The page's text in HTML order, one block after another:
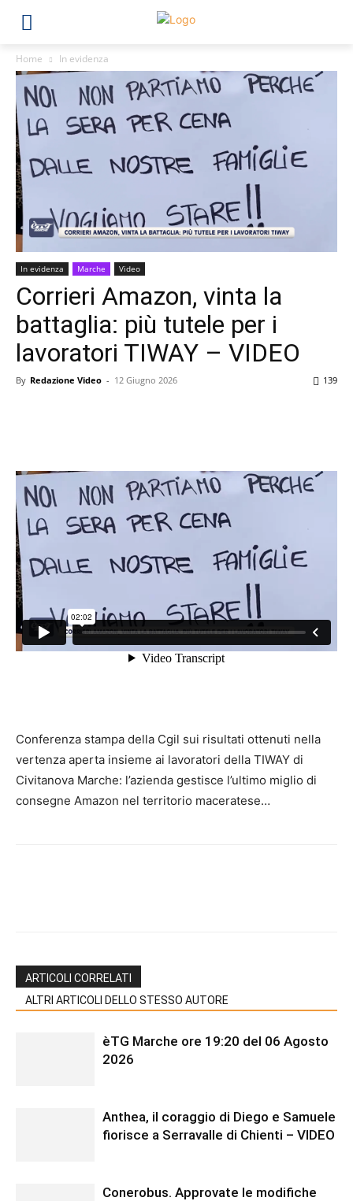
Home In evidenza
In evidenza Marche Video
Corrieri Amazon, vinta la
battaglia: più tutele per i
lavoratori TIWAY – VIDEO
By Redazione Video - 12 Giugno 2026 139
Conferenza stampa della Cgil sui risultati ottenuti nella
vertenza aperta insieme ai lavoratori della TIWAY di
Civitanova Marche: l’azienda gestisce l’ultimo miglio di
consegne Amazon nel territorio maceratese…
ARTICOLI CORRELATI
ALTRI ARTICOLI DELLO STESSO AUTORE
èTG Marche ore 19:20 del 06 Agosto
2026
Anthea, il coraggio di Diego e Samuele
fiorisce a Serravalle di Chienti – VIDEO
Conerobus. Approvate le modifiche